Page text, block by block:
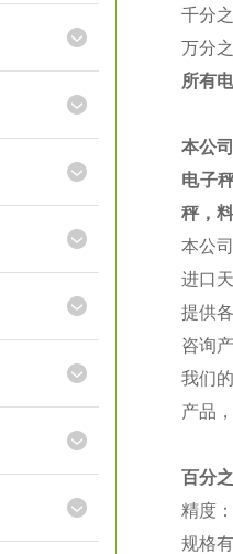
千分
万分
所有
本公
电子
秤，
本公
进口
提供
咨询
我们
产品
百分
精度
规格